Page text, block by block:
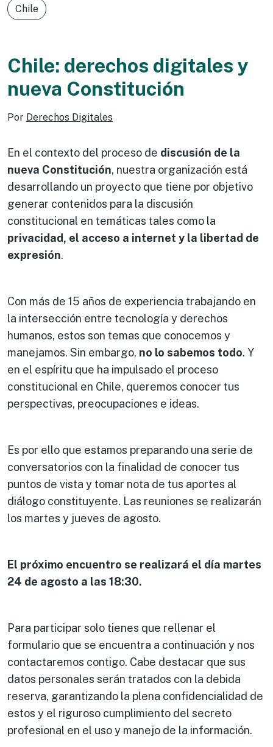
Chile
Chile: derechos digitales y
nueva Constitución
Por Derechos Digitales
En el contexto del proceso de discusión de la
nueva Constitución, nuestra organización está
desarrollando un proyecto que tiene por objetivo
generar contenidos para la discusión
constitucional en temáticas tales como la
privacidad, el acceso a internet y la libertad de
expresión.
Con más de 15 años de experiencia trabajando en
la intersección entre tecnología y derechos
humanos, estos son temas que conocemos y
manejamos. Sin embargo, no lo sabemos todo. Y
en el espíritu que ha impulsado el proceso
constitucional en Chile, queremos conocer tus
perspectivas, preocupaciones e ideas.
Es por ello que estamos preparando una serie de
conversatorios con la finalidad de conocer tus
puntos de vista y tomar nota de tus aportes al
diálogo constituyente. Las reuniones se realizarán
los martes y jueves de agosto.
El próximo encuentro se realizará el día martes
24 de agosto a las 18:30.
Para participar solo tienes que rellenar el
formulario que se encuentra a continuación y nos
contactaremos contigo. Cabe destacar que sus
datos personales serán tratados con la debida
reserva, garantizando la plena confidencialidad de
estos y el riguroso cumplimiento del secreto
profesional en el uso y manejo de la información.